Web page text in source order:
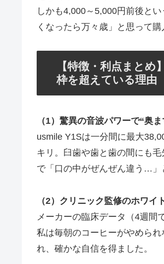
しかも4,000～5,000円前後と
くなったら万々歳」と思って
【特徴・利点まと
枠を超えている理由
（1）驚異の音波パワーで“奥
usmile Y1Sは一分間に最大
キリ。臼歯や歯と歯の間にも
で「口の中がぜんぜん違う…」
（2）クリニック監修のホワイ
メーカーの臨床データ（4週間
私は毎朝のコーヒーがやめら
れ、確かな自信を得ました。